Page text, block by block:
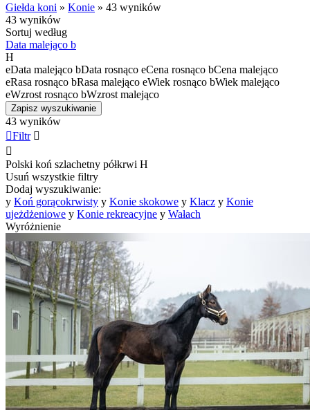
Giełda koni » Konie » 43 wyników
43 wyników
Sortuj według
Data malejąco b
H
eData malejąco bData rosnąco eCena rosnąco bCena malejąco
eRasa rosnąco bRasa malejąco eWiek rosnąco bWiek malejąco
eWzrost rosnąco bWzrost malejąco
Zapisz wyszukiwanie
43 wyników
Filtr 

Polski koń szlachetny półkrwi H
Usuń wszystkie filtry
Dodaj wyszukiwanie:
y Koń gorącokrwisty y Konie skokowe y Klacz y Konie
ujeżdżeniowe y Konie rekreacyjne y Wałach
Wyróżnienie